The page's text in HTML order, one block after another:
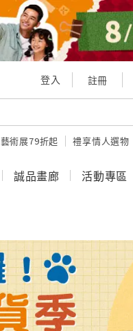
登入 註冊
藝術展79折起 禮享情人選物
誠品畫廊 活動專區